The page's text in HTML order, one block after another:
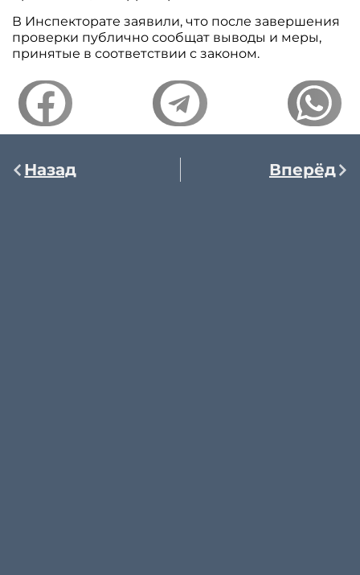
В Инспекторате заявили, что после завершения
проверки публично сообщат выводы и меры,
принятые в соответствии с законом.
Назад Вперёд